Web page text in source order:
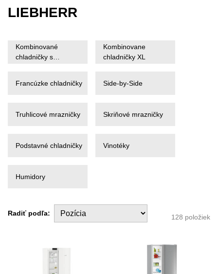
LIEBHERR
Kombinované
chladničky s
Kombinovane
chladničky XL
Francúzke chladničky Side-by-Side
Truhlicové mrazničky Skriňové mrazničky
Podstavné chladničky Vinotéky
Humidory
Radiť podľa: 128 položiek